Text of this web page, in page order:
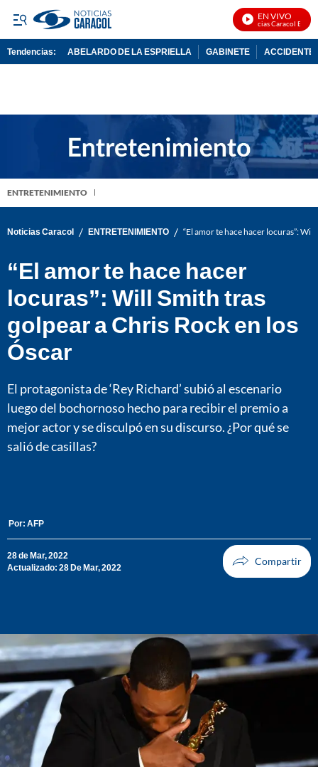
EN VIVO
Noticias Caracol En Vivo
Tendencias: ABELARDO DE LA ESPRIELLA GABINETE ACCIDENTE
ENTRETENIMIENTO
Noticias Caracol / ENTRETENIMIENTO / “El amor te hace hacer locuras”:
“El amor te hace hacer
locuras”: Will Smith tras
golpear a Chris Rock en los
Óscar
El protagonista de ‘Rey Richard’ subió al escenario
luego del bochornoso hecho para recibir el premio a
mejor actor y se disculpó en su discurso. ¿Por qué se
salió de casillas?
Por: AFP
28 de Mar, 2022
Actualizado: 28 De Mar, 2022